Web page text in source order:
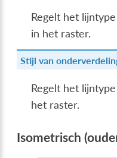
Regelt het
in het raster.
Stijl van
Regelt het
het raster.
Isometrisch